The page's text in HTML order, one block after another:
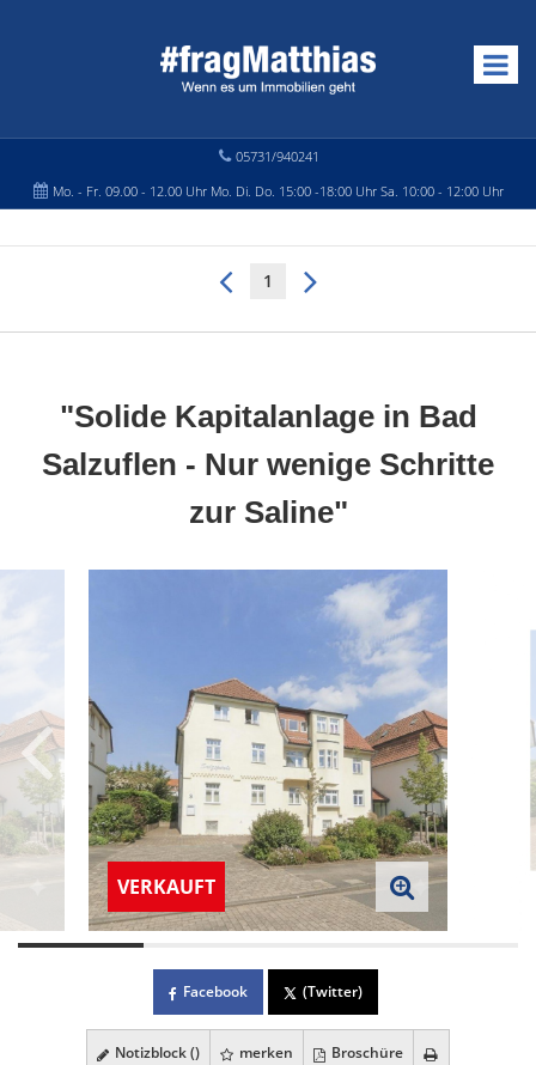
05731/940241
Mo. - Fr. 09.00 - 12.00 Uhr Mo. Di. Do. 15:00 -18:00 Uhr Sa. 10:00 - 12:00 Uhr
1
"Solide Kapitalanlage in Bad
Salzuflen - Nur wenige Schritte
zur Saline"
VERKAUFT
Facebook (Twitter)
Notizblock () merken Broschüre